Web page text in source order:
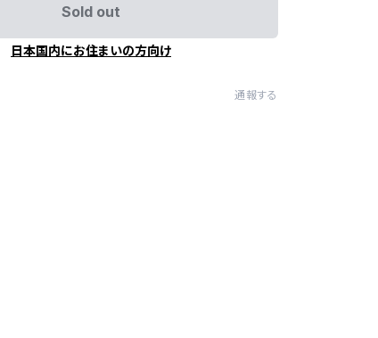
Sold out
日本国内にお住まいの方向け
通報する